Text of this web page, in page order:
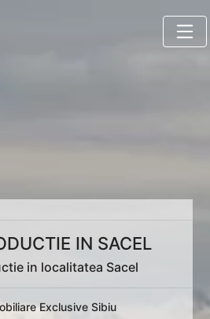
IN SACEL
in localitatea Sacel
Exclusive Sibiu